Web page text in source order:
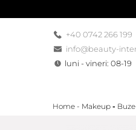
+40 0742 266 199
info@beauty-
luni - vineri: 08-19
Home - Makeup - Buze